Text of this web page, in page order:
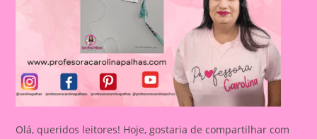
Olá, queridos leitores! Hoje, gostaria de compartilhar com